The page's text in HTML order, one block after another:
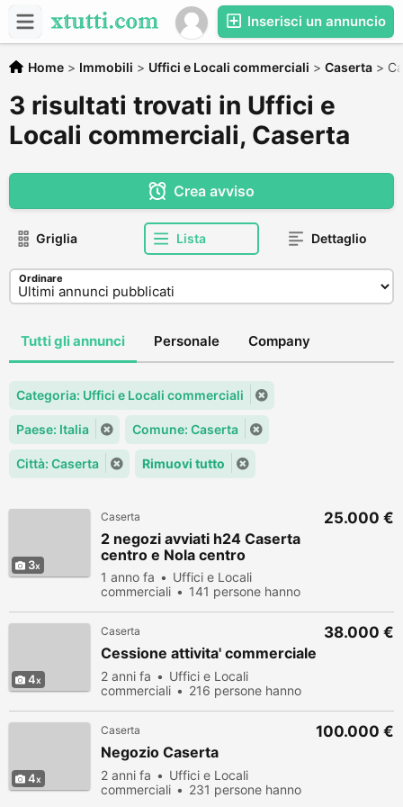
Inserisci un annuncio
Home > Immobili > Uffici e Locali commerciali > Caserta >
3 risultati trovati in Uffici e
Locali commerciali, Caserta
Crea avviso
Griglia Lista Dettaglio
Ordinare
Tutti gli annunci Personale Company
Categoria: Uffici e Locali commerciali
Paese: Italia Comune: Caserta
Città: Caserta Rimuovi tutto
3
Caserta
2 negozi avviati h24 Caserta
centro e Nola centro
1 anno fa
Uffici e Locali
commerciali
141 persone hanno
25.000 €
4
Caserta
Cessione attivita' commerciale
2 anni fa
Uffici e Locali
commerciali
216 persone hanno
38.000 €
4
Caserta
Negozio Caserta
2 anni fa
Uffici e Locali
commerciali
231 persone hanno
100.000 €